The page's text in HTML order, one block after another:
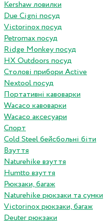
Kershaw ловилки
Due Cigni посуд
Victorinox посуд
Petromax посуд
Ridge Monkey посуд
HX Outdoors посуд
Столові прибори Active
Nextool посуд
Портативні кавоварки
Wacaco кавоварки
Wacaco аксесуари
Спорт
Cold Steel бейсбольні біти
Взуття
Naturehike взуття
Humtto взуття
Рюкзаки, багаж
Naturehike рюкзаки та сумки
Victorinox рюкзаки, багаж
Deuter рюкзаки